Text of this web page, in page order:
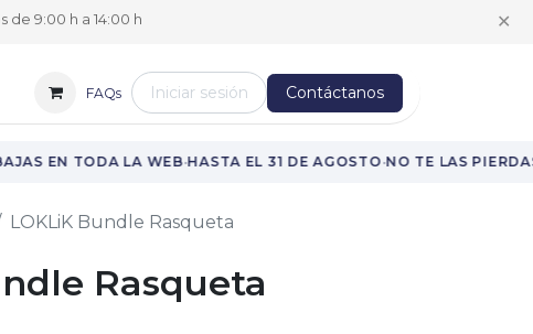
9:00 h a 14:00 h ✕
FAQs Iniciar sesión Contáctanos
EN TODA LA WEB·HASTA EL 31 DE AGOSTO·NO TE LAS PIERDAS·
LOKLiK Bundle Rasqueta
Rasqueta